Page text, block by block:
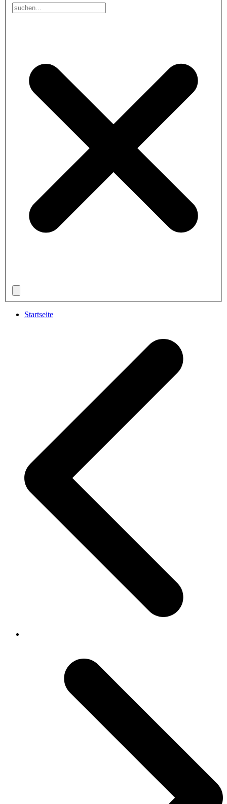
Startseite